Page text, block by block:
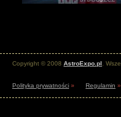
Copyright © 2008 AstroExpo.pl .
Polityka prywatności » Regulamin »